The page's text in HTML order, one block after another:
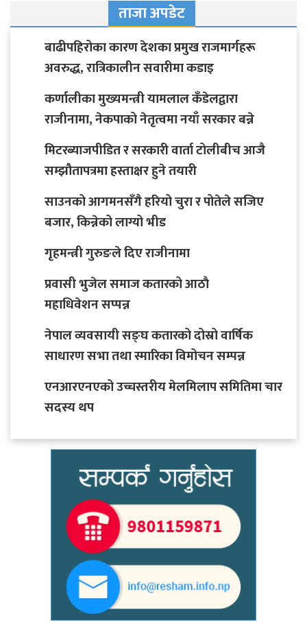
ताजा अपडेट
बाढीपहिरोका कारण देशका प्रमुख राजमार्गहरू
अवरुद्ध, रात्रिकालीन सवारीमा कडाइ
कर्णालीका मुख्यमन्त्री यामलाल कँडेलद्वारा
राजीनामा, नेकपाको नेतृत्वमा नयाँ सरकार बन्ने
मिटरब्याजपीडित र सरकारी वार्ता टोलीबीच आजै
सम्झौतापत्रमा हस्ताक्षर हुने तयारी
साउनको आगमनसँगै हरियो चुरा र पोतेले सजिए
बजार, किन्नेको लाग्यो भीड
गृहमन्त्री गुरुङले दिए राजीनामा
प्रवासी भुजेल समाज कतारको आठाै
महाधिवेशन सप्पन्न
नेपाल व्यवसायी सङ्घ कतारको दोस्रो वार्षिक
साधारण सभा तथा स्मारिका विमोचन सम्पन्न
एनआरएनएको उच्चस्तरीय मेलमिलाप समितिमा चार
सदस्य थप